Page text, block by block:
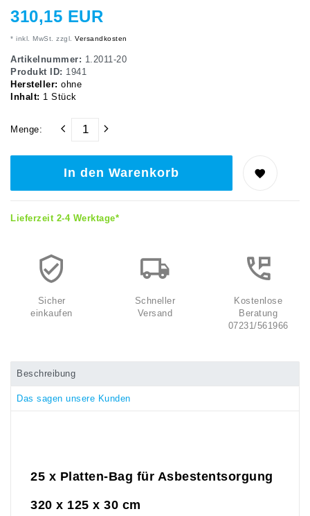
310,15 EUR
* inkl. MwSt. zzgl. Versandkosten
Artikelnummer: 1.2011-20
Produkt ID: 1941
Hersteller: ohne
Inhalt: 1 Stück
Menge:
In den Warenkorb
Lieferzeit 2-4 Werktage*
Sicher
einkaufen
Schneller
Versand
Kostenlose
Beratung
07231/561966
Beschreibung
Das sagen unsere Kunden
25 x Platten-Bag für Asbestentsorgung
320 x 125 x 30 cm